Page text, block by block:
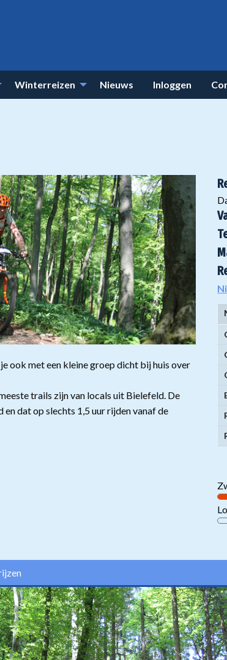
Winterreizen Nieuws Inloggen
ook met een kleine groep dicht bij huis over
trails zijn van locals uit Bielefeld. De
dat op slechts 1,5 uur rijden vanaf de